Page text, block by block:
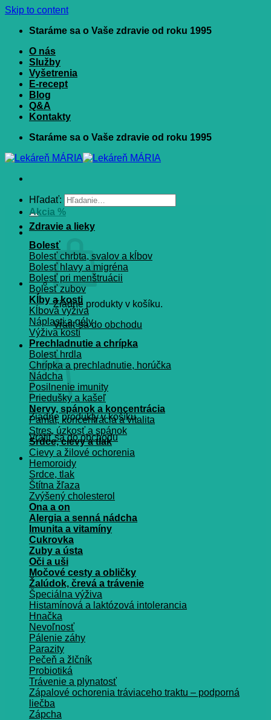
Skip to content
Staráme sa o Vaše zdravie od roku 1995
O nás
Služby
Vyšetrenia
E-recept
Blog
Q&A
Kontakty
Staráme sa o Vaše zdravie od roku 1995
Hľadať:
Žiadne produkty v košíku.
Vrátiť sa do obchodu
Košík
Žiadne produkty v košíku.
Vrátiť sa do obchodu
Akcia %
Zdravie a lieky
Bolesť
Bolesť chrbta, svalov a kĺbov
Bolesť hlavy a migréna
Bolesť pri menštruácii
Bolesť zubov
Kĺby a kosti
Kĺbová výživa
Náplasti a gély
Výživa kostí
Prechladnutie a chrípka
Bolesť hrdla
Chrípka a prechladnutie, horúčka
Nádcha
Posilnenie imunity
Priedušky a kašeľ
Nervy, spánok a koncentrácia
Pamät, koncentrácia a vitalita
Stres, úzkosť a spánok
Srdce, cievy a tlak
Cievy a žilové ochorenia
Hemoroidy
Srdce, tlak
Štítna žľaza
Zvýšený cholesterol
Ona a on
Alergia a senná nádcha
Imunita a vitamíny
Cukrovka
Zuby a ústa
Oči a uši
Močové cesty a obličky
Žalúdok, črevá a trávenie
Špeciálna výživa
Histamínová a laktózová intolerancia
Hnačka
Nevoľnosť
Pálenie záhy
Parazity
Pečeň a žlčník
Probiotiká
Trávenie a plynatosť
Zápalové ochorenia tráviaceho traktu – podporná
liečba
Zápcha